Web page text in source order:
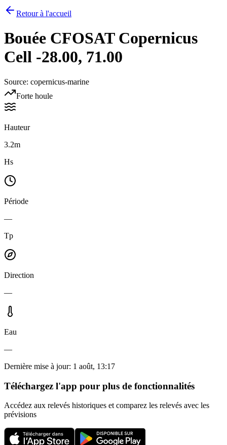
Retour à l'accueil
Bouée CFOSAT Copernicus
Cell -28.00, 71.00
Source: copernicus-marine
Forte houle
Hauteur
3.2m
Hs
Période
—
Tp
Direction
—
Eau
—
Dernière mise à jour: 1 août, 13:17
Téléchargez l'app pour plus de fonctionnalités
Accédez aux relevés historiques et comparez les relevés avec les
prévisions